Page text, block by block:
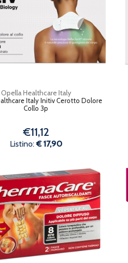
Opella Healthcare Italy
Italy Initiv Cerotto Dolore
Collo 3p
€11,12
Listino:€ 17,90